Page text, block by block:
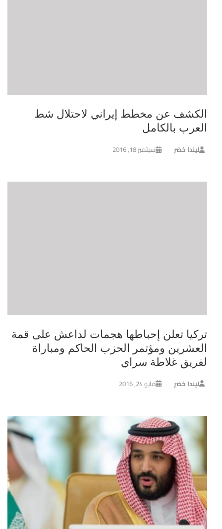
الكشف عن مخطط إيراني لاحتلال شط
العرب بالكامل
ليندا خضر سبتمبر 18, 2016
تركيا تعلن إحباطها هجمات لداعش على قمة
العشرين ومؤتمر الحزب الحاكم ومباراة
لفريق غلاطة سراي
ليندا خضر مايو 24, 2016